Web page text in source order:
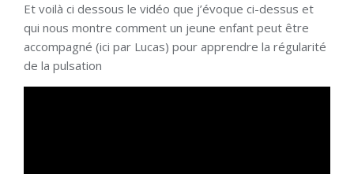
Et voilà ci dessous le vidéo que j’évoque ci-dessus et
qui nous montre comment un jeune enfant peut être
accompagné (ici par Lucas) pour apprendre la régularité
de la pulsation